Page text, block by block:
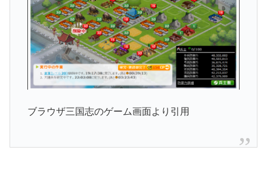
ブラウザ三国志のゲーム画面より引用